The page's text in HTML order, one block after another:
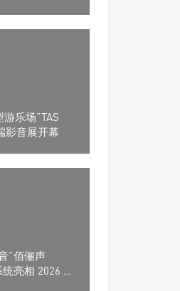
乐场”TAS
影音展开幕
”佰俪声
亮相 2026 北